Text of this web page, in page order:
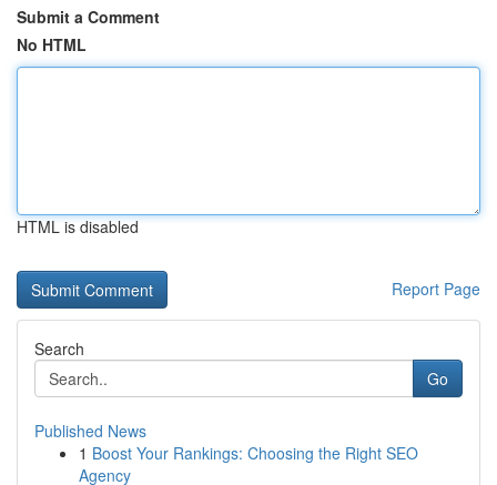
Submit a Comment
No HTML
HTML is disabled
Report Page
Search
Go
Published News
1 Boost Your Rankings: Choosing the Right SEO
Agency